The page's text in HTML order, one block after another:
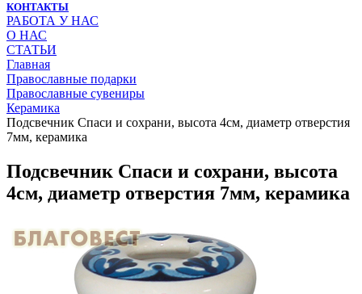
КОНТАКТЫ
РАБОТА У НАС
О НАС
СТАТЬИ
Главная
Православные подарки
Православные сувениры
Керамика
Подсвечник Спаси и сохрани, высота 4см, диаметр отверстия
7мм, керамика
Подсвечник Спаси и сохрани, высота
4см, диаметр отверстия 7мм, керамика